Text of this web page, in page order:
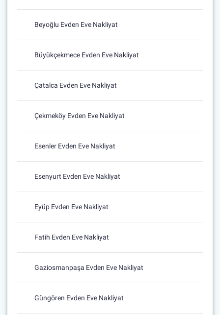
Beyoğlu Evden Eve Nakliyat
Büyükçekmece Evden Eve Nakliyat
Çatalca Evden Eve Nakliyat
Çekmeköy Evden Eve Nakliyat
Esenler Evden Eve Nakliyat
Esenyurt Evden Eve Nakliyat
Eyüp Evden Eve Nakliyat
Fatih Evden Eve Nakliyat
Gaziosmanpaşa Evden Eve Nakliyat
Güngören Evden Eve Nakliyat